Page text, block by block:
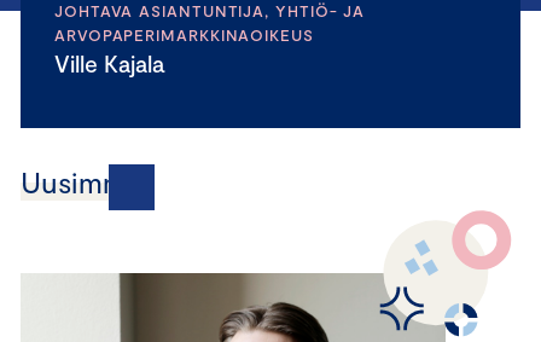
JOHTAVA ASIANTUNTIJA, YHTIÖ- JA
ARVOPAPERIMARKKINAOIKEUS
Ville Kajala
Uusimmat